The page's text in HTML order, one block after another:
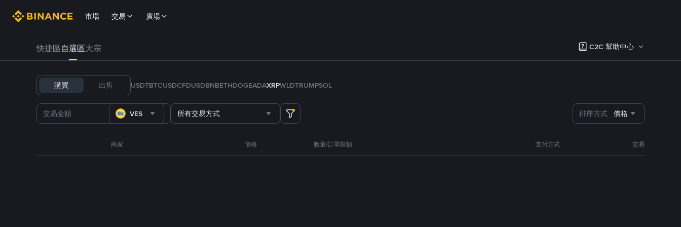
市場 交易 廣場
快捷區自選區大宗 C2C 幫助中心
購買 出售 USDTBTCUSDCFDUSDBNBETHDOGEADAXRPWLDTRUMPSOL
VES 所有交易方式 排序方式 價格
商家 價格 數量/訂單限額 支付方式 交易